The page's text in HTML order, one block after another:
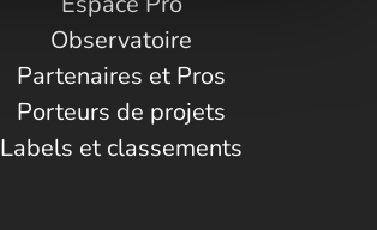
Observatoire
Partenaires et Pros
Porteurs de projets
Labels et classements